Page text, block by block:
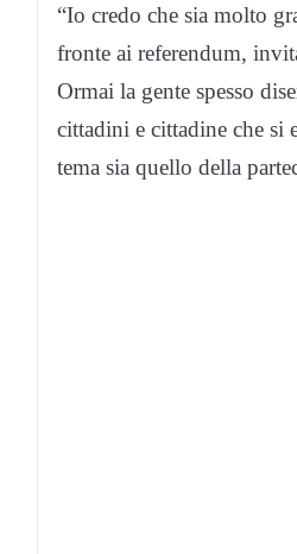
“Io credo che sia molto
fronte ai referendum,
Ormai la gente spesso
cittadini e cittadine che si
tema sia quello della